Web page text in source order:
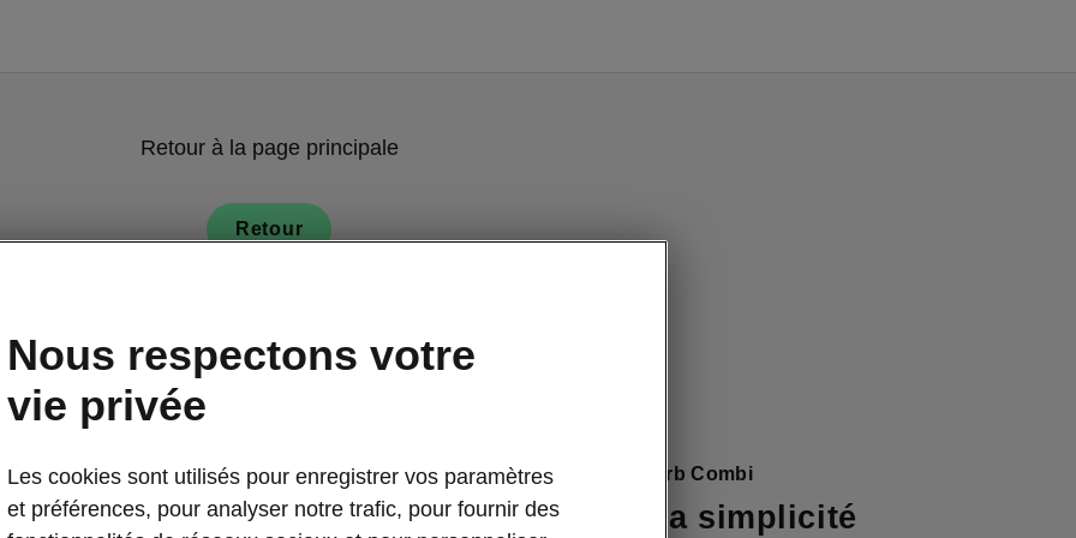
Retour à la page principale
Retour
L’intérieur de la Škoda Superb Combi
La beauté dans la simplicité
Nous respectons votre
vie privée
Les cookies sont utilisés pour enregistrer vos paramètres
et préférences, pour analyser notre trafic, pour fournir des